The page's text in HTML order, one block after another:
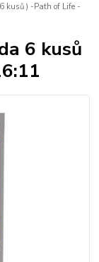
kusů ) -Path of Life -
6 kusů